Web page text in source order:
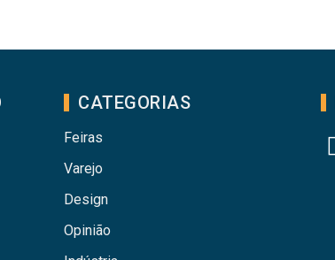
CATEGORIAS
Feiras
Varejo
Design
Opinião